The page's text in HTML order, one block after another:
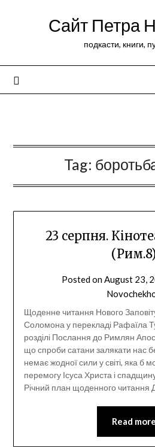
Сайт Петра
подкасти, книги,
Tag:
23 серпня.
Posted onAugust 23,
Щоденне читання Нового
Соломона у перекладі Рафаїла
розділі Послання до Римлян
що спроби сатани залякати нас
немає жодної сили у світі, яка б
перемогу Ісуса Христа і
Річний план щоденного читання
Read more